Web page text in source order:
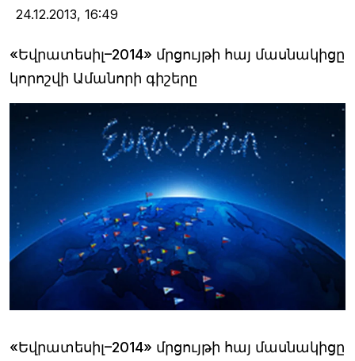
24.12.2013, 16:49
«Եվրատեսիլ–2014» մրցույթի հայ մասնակիցը
կորոշվի Ամանորի գիշերը
«Եվրատեսիլ–2014» մրցույթի հայ մասնակիցը